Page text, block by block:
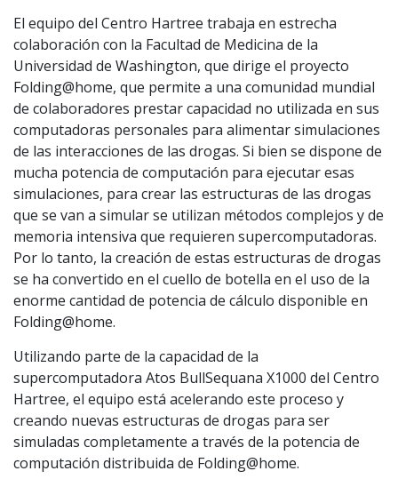
El equipo del Centro Hartree trabaja en estrecha
colaboración con la Facultad de Medicina de la
Universidad de Washington, que dirige el proyecto
Folding@home, que permite a una comunidad mundial
de colaboradores prestar capacidad no utilizada en sus
computadoras personales para alimentar simulaciones
de las interacciones de las drogas. Si bien se dispone de
mucha potencia de computación para ejecutar esas
simulaciones, para crear las estructuras de las drogas
que se van a simular se utilizan métodos complejos y de
memoria intensiva que requieren supercomputadoras.
Por lo tanto, la creación de estas estructuras de drogas
se ha convertido en el cuello de botella en el uso de la
enorme cantidad de potencia de cálculo disponible en
Folding@home.
Utilizando parte de la capacidad de la
supercomputadora Atos BullSequana X1000 del Centro
Hartree, el equipo está acelerando este proceso y
creando nuevas estructuras de drogas para ser
simuladas completamente a través de la potencia de
computación distribuida de Folding@home.